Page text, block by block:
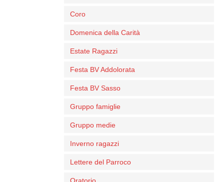
Coro
Domenica della Carità
Estate Ragazzi
Festa BV Addolorata
Festa BV Sasso
Gruppo famiglie
Gruppo medie
Inverno ragazzi
Lettere del Parroco